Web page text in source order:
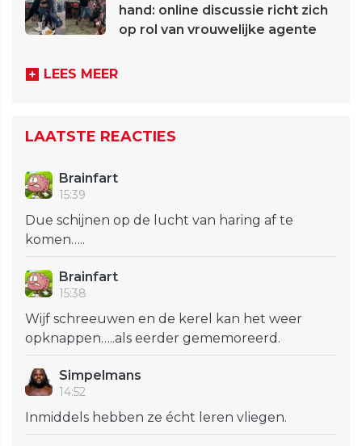
hand: online discussie richt zich
op rol van vrouwelijke agente
LEES MEER
LAATSTE REACTIES
Brainfart
15:39
Due schijnen op de lucht van haring af te
komen…..
Brainfart
15:38
Wijf schreeuwen en de kerel kan het weer
opknappen…..als eerder gememoreerd.
Simpelmans
14:52
Inmiddels hebben ze écht leren vliegen.